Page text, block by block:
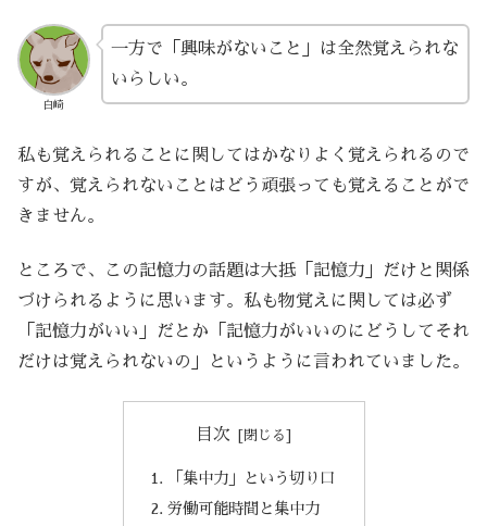
白崎
一方で「興味がないこと」は全然覚えられな
いらしい。
私も覚えられることに関してはかなりよく覚えられるので
すが、覚えられないことはどう頑張っても覚えることがで
きません。
ところで、この記憶力の話題は大抵「記憶力」だけと関係
づけられるように思います。私も物覚えに関しては必ず
「記憶力がいい」だとか「記憶力がいいのにどうしてそれ
だけは覚えられないの」というように言われていました。
目次
「集中力」という切り口
労働可能時間と集中力